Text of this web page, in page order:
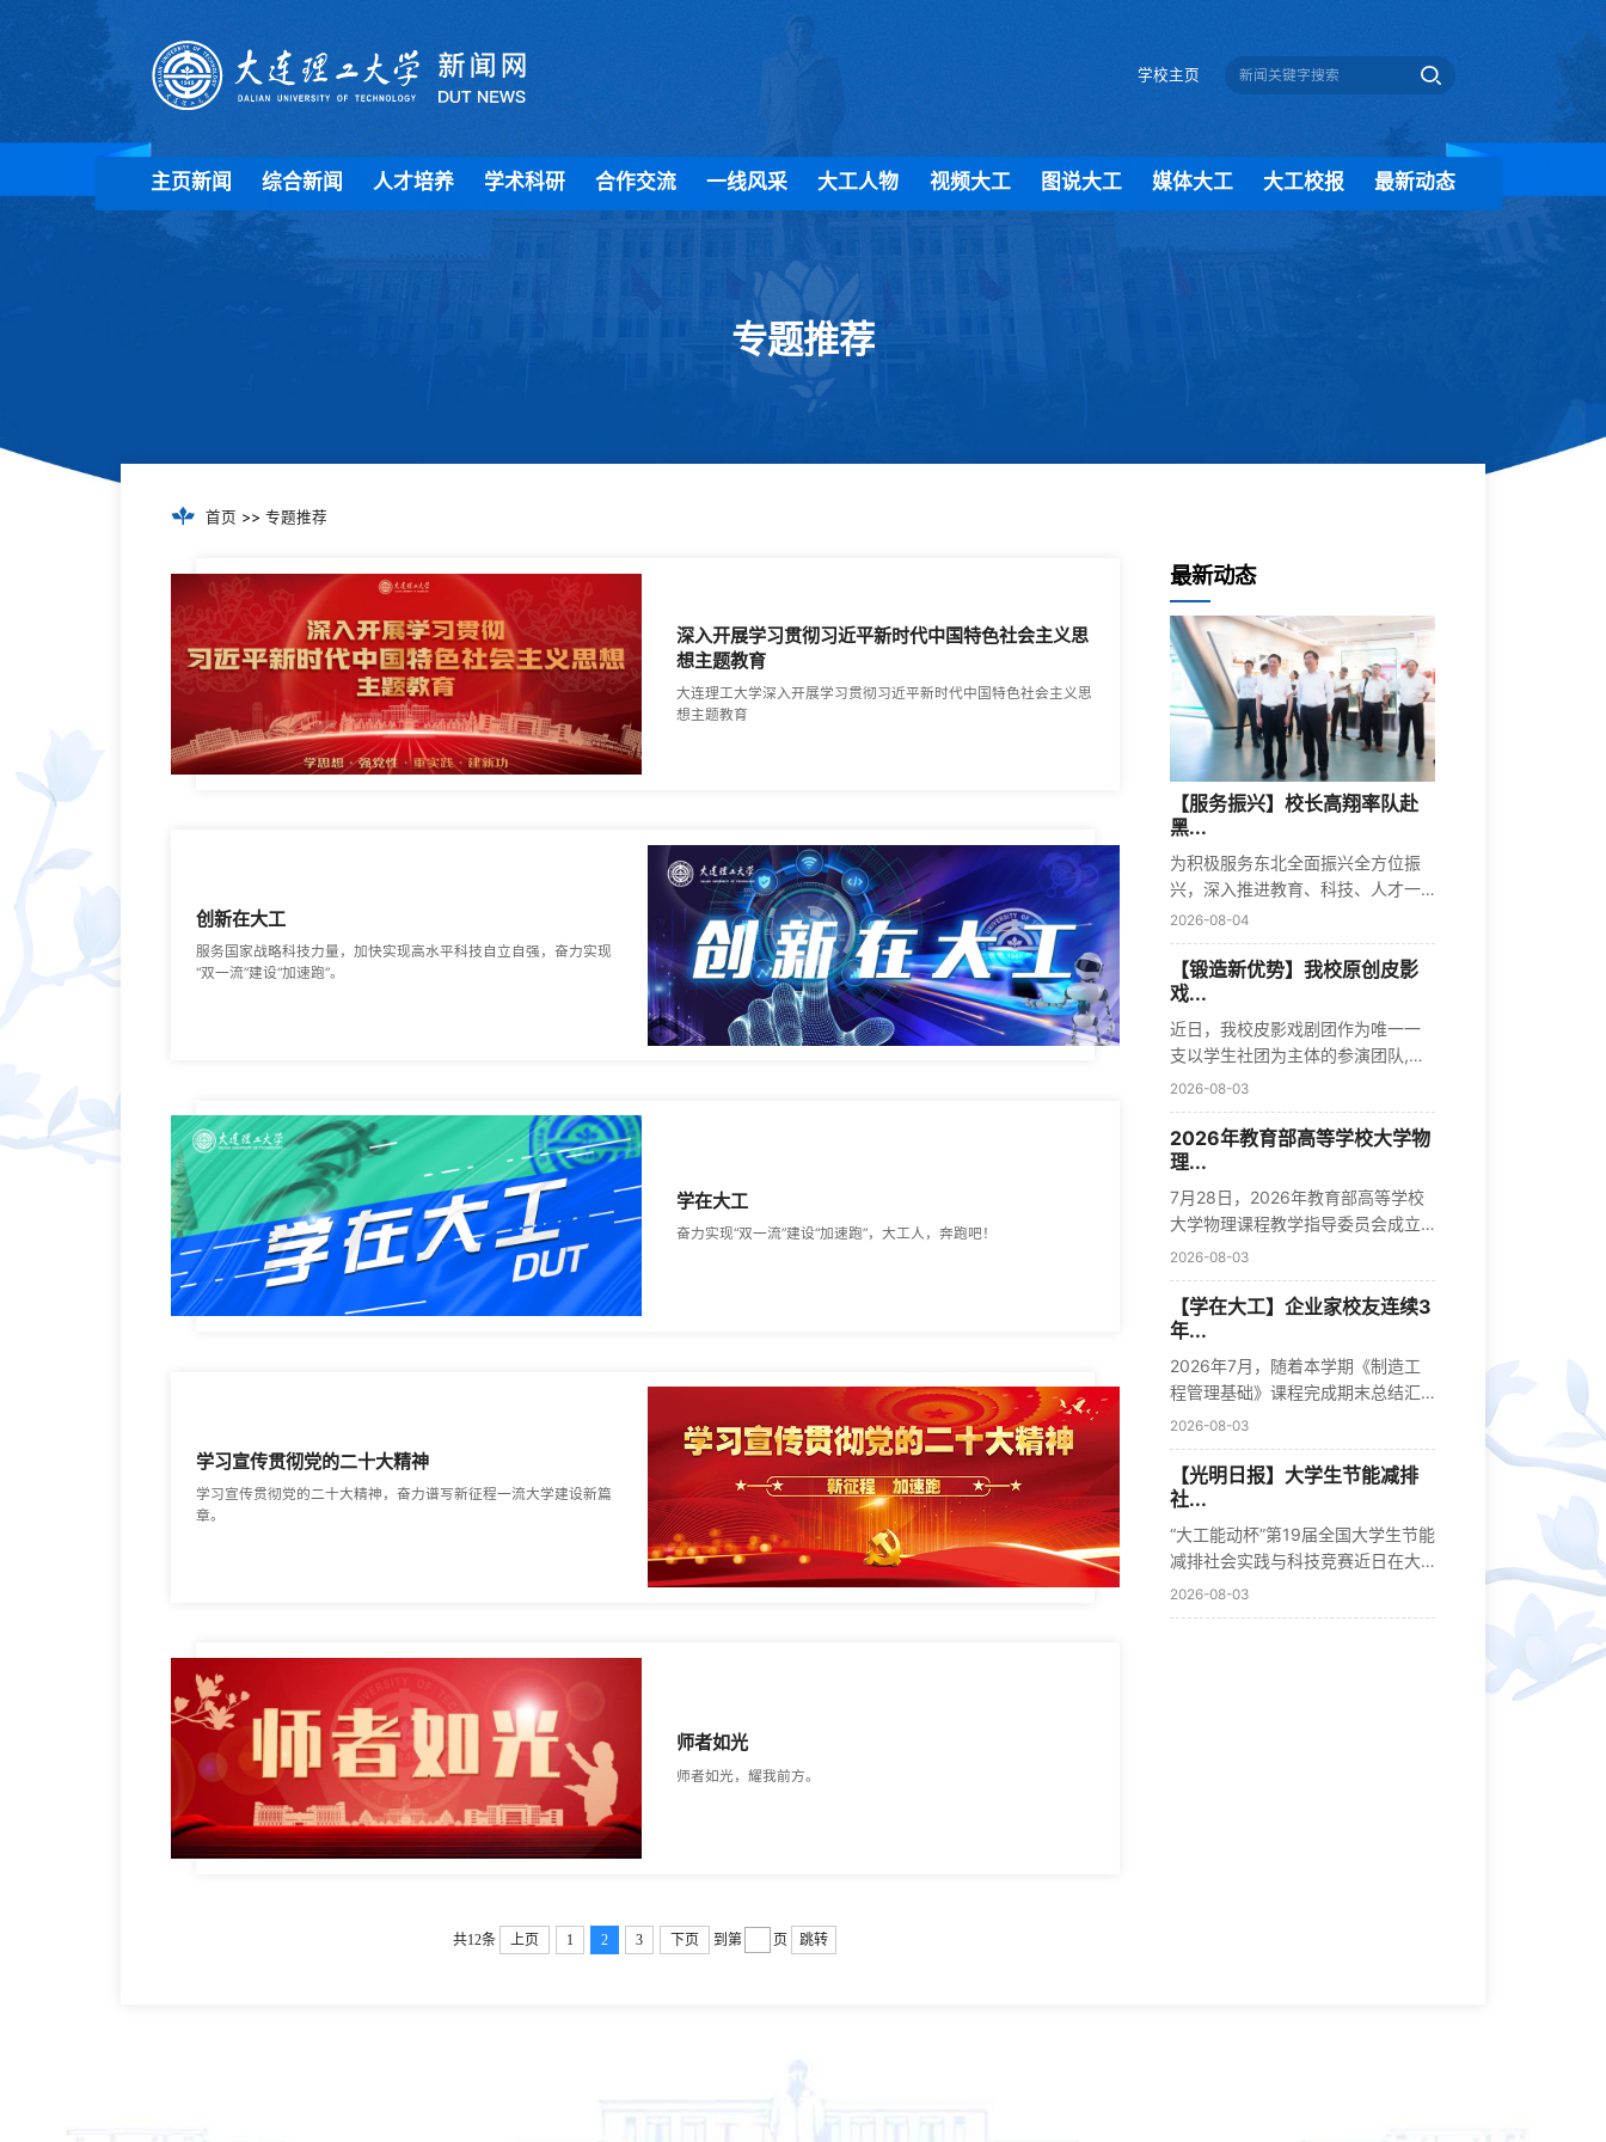
学校主页
主页新闻 综合新闻 人才培养 学术科研 合作交流 一线风采 大工人物 视频大工 图说大工 媒体大工 大工校报 最新动态
专题推荐
首页 >> 专题推荐
深入开展学习贯彻习近平新时代中国特色社会主义思
想主题教育
大连理工大学深入开展学习贯彻习近平新时代中国特色社会主义思
想主题教育
创新在大工
服务国家战略科技力量，加快实现高水平科技自立自强，奋力实现
“双一流”建设“加速跑”。
学在大工
奋力实现“双一流”建设“加速跑”，大工人，奔跑吧！
学习宣传贯彻党的二十大精神
学习宣传贯彻党的二十大精神，奋力谱写新征程一流大学建设新篇
章。
师者如光
师者如光，耀我前方。
共12条 上页 1 2 3 下页 到第 页 跳转
最新动态
【服务振兴】校长高翔率队赴
黑...
为积极服务东北全面振兴全方位振
兴，深入推进教育、科技、人才一
体化发...
2026-08-04
【锻造新优势】我校原创皮影
戏...
近日，我校皮影戏剧团作为唯一一
支以学生社团为主体的参演团队,携
原创作...
2026-08-03
2026年教育部高等学校大学物
理...
7月28日，2026年教育部高等学校
大学物理课程教学指导委员会成立
会暨首次...
2026-08-03
【学在大工】企业家校友连续3
年...
2026年7月，随着本学期《制造工
程管理基础》课程完成期末总结汇
报，这门...
2026-08-03
【光明日报】大学生节能减排
社...
“大工能动杯”第19届全国大学生节能
减排社会实践与科技竞赛近日在大
连...
2026-08-03